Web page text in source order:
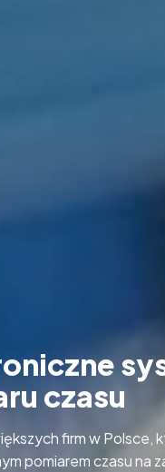
czasu
firm w Polsce,
pomiarem czasu na